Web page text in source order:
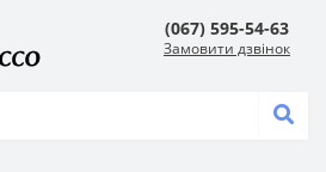
(067) 595-54-63
Замовити дзвінок